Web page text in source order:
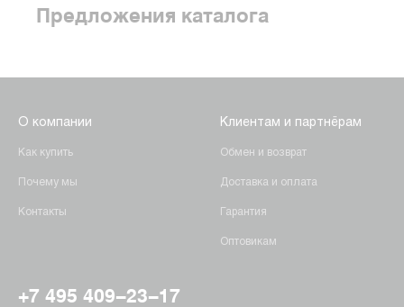
Предложения каталога
О компании
Как купить
Почему мы
Контакты
Клиентам и партнёрам
Обмен и возврат
Доставка и оплата
Гарантия
Оптовикам
+7 495 409-23-17